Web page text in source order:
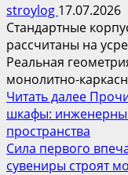
stroylog 17.07.2026
Стандартные
рассчитаны на
Реальная
монолитно-
Читать далее
шкафы:
пространства
Сила первого
сувениры строят